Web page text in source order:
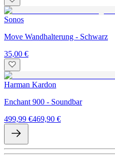
Sonos
Move Wandhalterung - Schwarz
35,00 €
Harman Kardon
Enchant 900 - Soundbar
499,99 €469,90 €